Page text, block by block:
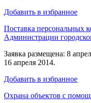
Добавить в избранное
Поставка персональных
Администрации
Заявка размещена: 8
16 апреля 2014.
Добавить в избранное
Охрана объектов с